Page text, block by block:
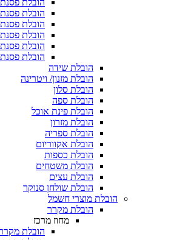
הובלת
הובלת
הובלת
הובלת
הובלת
הובלת
הובלת שידה
הובלת מזנון/ ויטרינה
הובלת סלון
הובלת ספה
הובלת פינת אוכל
הובלת מזרון
הובלת ספריה
הובלת אקווריום
הובלת כספות​
הובלת משטחים​
הובלת עצים​
הובלת שולחן סנוקר​
הובלת מוצרי חשמל
הובלת מקרר​
מחוז מרכז
הובלת